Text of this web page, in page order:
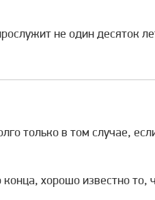
не один десяток
только в том случае,
хорошо известно то,